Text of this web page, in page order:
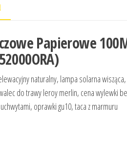
Papierowe
naturalny, lampa solarna
do trawy leroy merlin, cena wylewki
oprawki gu10, taca z marmuru